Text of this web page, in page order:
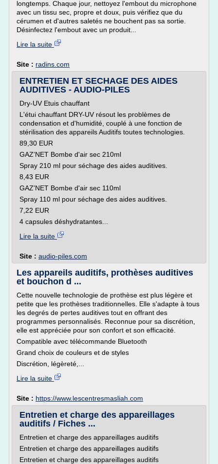
longtemps. Chaque jour, nettoyez l'embout du microphone
avec un tissu sec, propre et doux, puis vérifiez que du
cérumen et d'autres saletés ne bouchent pas sa sortie.
Désinfectez l'embout avec un produit...
Lire la suite
Site : radins.com
ENTRETIEN ET SECHAGE DES AIDES
AUDITIVES - AUDIO-PILES
Dry-UV Etuis chauffant
L'étui chauffant DRY-UV résout les problèmes de
condensation et d'humidité, couplé à une fonction de
stérilisation des appareils Auditifs toutes technologies.
89,30 EUR
GAZ'NET Bombe d'air sec 210ml
Spray 210 ml pour séchage des aides auditives.
8,43 EUR
GAZ'NET Bombe d'air sec 110ml
Spray 110 ml pour séchage des aides auditives.
7,22 EUR
4 capsules déshydratantes...
Lire la suite
Site : audio-piles.com
Les appareils auditifs, prothèses auditives
et bouchon d ...
Cette nouvelle technologie de prothèse est plus légère et
petite que les prothèses traditionnelles. Elle s'adapte à tous
les degrés de pertes auditives tout en offrant des
programmes personnalisés. Reconnue pour sa discrétion,
elle est appréciée pour son confort et son efficacité.
Compatible avec télécommande Bluetooth
Grand choix de couleurs et de styles
Discrétion, légèreté,...
Lire la suite
Site : https://www.lescentresmasliah.com
Entretien et charge des appareillages
auditifs / Fiches ...
Entretien et charge des appareillages auditifs
Entretien et charge des appareillages auditifs
Entretien et charge des appareillages auditifs